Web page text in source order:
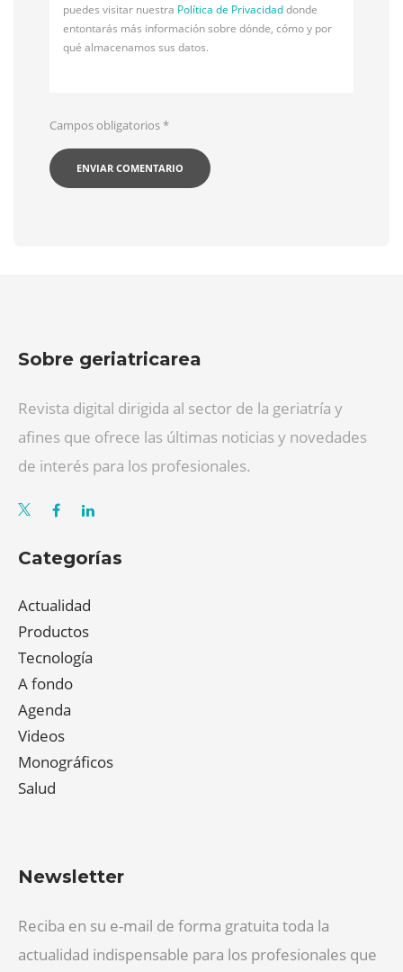
puedes visitar nuestra Política de Privacidaddonde
entontarás más información sobre dónde, cómo y por
qué almacenamos sus datos.
Campos obligatorios*
Sobre geriatricarea
Revista digital dirigida al sector de la geriatría y
afines que ofrece las últimas noticias y novedades
de interés para los profesionales.
Categorías
Actualidad
Productos
Tecnología
A fondo
Agenda
Videos
Monográficos
Salud
Newsletter
Reciba en su e-mail de forma gratuita toda la
actualidad indispensable para los profesionales que